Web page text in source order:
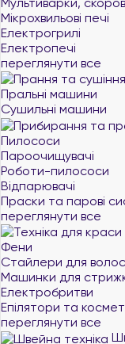
Мікрохвильові печі
Електрогрилі
Електропечі
переглянути все
Пральні машини
Сушильні машини
Пилососи
Пароочищувачі
Роботи-пилососи
Відпарювачі
Праски та парові
переглянути все
Фени
Стайлери для
Машинки для
Електробритви
Епілятори та
переглянути все